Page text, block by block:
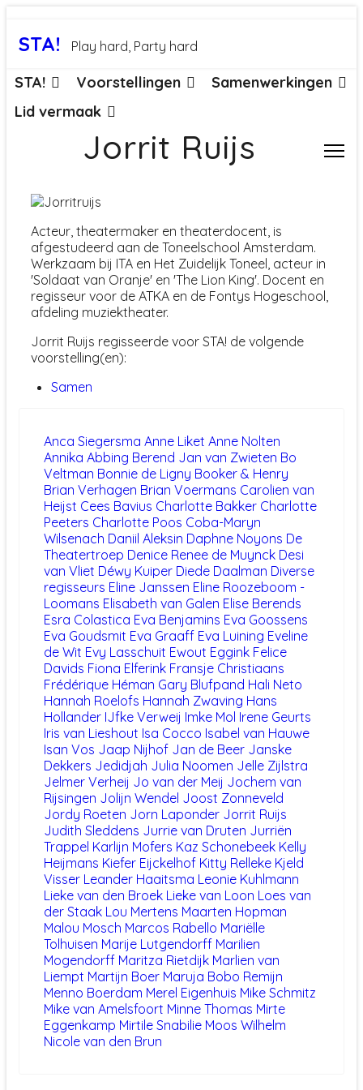
STA! Play hard, Party hard
STA! Voorstellingen
Samenwerkingen
Lid vermaak
Jorrit Ruijs
Acteur, theatermaker en theaterdocent, is
afgestudeerd aan de Toneelschool Amsterdam.
Werkzaam bij ITA en Het Zuidelijk Toneel, acteur in
'Soldaat van Oranje' en 'The Lion King'. Docent en
regisseur voor de ATKA en de Fontys Hogeschool,
afdeling muziektheater.
Jorrit Ruijs regisseerde voor STA! de volgende
voorstelling(en):
Samen
Anca Siegersma Anne Liket Anne Nolten
Annika Abbing Berend Jan van Zwieten Bo
Veltman Bonnie de Ligny Booker & Henry
Brian Verhagen Brian Voermans Carolien van
Heijst Cees Bavius Charlotte Bakker Charlotte
Peeters Charlotte Poos Coba-Maryn
Wilsenach Daniil Aleksin Daphne Noyons De
Theatertroep Denice Renee de Muynck Desi
van Vliet Déwy Kuiper Diede Daalman Diverse
regisseurs Eline Janssen Eline Roozeboom -
Loomans Elisabeth van Galen Elise Berends
Esra Colastica Eva Benjamins Eva Goossens
Eva Goudsmit Eva Graaff Eva Luining Eveline
de Wit Evy Lasschuit Ewout Eggink Felice
Davids Fiona Elferink Fransje Christiaans
Frédérique Héman Gary Blufpand Hali Neto
Hannah Roelofs Hannah Zwaving Hans
Hollander IJfke Verweij Imke Mol Irene Geurts
Iris van Lieshout Isa Cocco Isabel van Hauwe
Isan Vos Jaap Nijhof Jan de Beer Janske
Dekkers Jedidjah Julia Noomen Jelle Zijlstra
Jelmer Verheij Jo van der Meij Jochem van
Rijsingen Jolijn Wendel Joost Zonneveld
Jordy Roeten Jorn Laponder Jorrit Ruijs
Judith Sleddens Jurrie van Druten Jurriën
Trappel Karlijn Mofers Kaz Schonebeek Kelly
Heijmans Kiefer Eijckelhof Kitty Relleke Kjeld
Visser Leander Haaitsma Leonie Kuhlmann
Lieke van den Broek Lieke van Loon Loes van
der Staak Lou Mertens Maarten Hopman
Malou Mosch Marcos Rabello Mariëlle
Tolhuisen Marije Lutgendorff Marilien
Mogendorff Maritza Rietdijk Marlien van
Liempt Martijn Boer Maruja Bobo Remijn
Menno Boerdam Merel Eigenhuis Mike Schmitz
Mike van Amelsfoort Minne Thomas Mirte
Eggenkamp Mirtile Snabilie Moos Wilhelm
Nicole van den Brun